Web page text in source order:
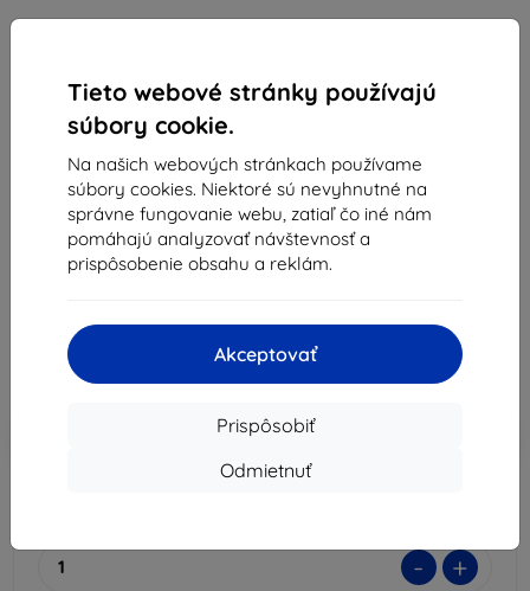
Tieto webové stránky používajú
súbory cookie.
Na našich webových stránkach používame
súbory cookies. Niektoré sú nevyhnutné na
správne fungovanie webu, zatiaľ čo iné nám
pomáhajú analyzovať návštevnosť a
prispôsobenie obsahu a reklám.
Akceptovať
Prispôsobiť
Odmietnuť
3MK Folia 1UP Xiaomi Redmi Note 11 Pro 5G/Pro+
5G herná fólia, 3 ks
Vhodné pre: Xiaomi Redmi Note 11 Pro
Popis a špecifikácia
17,91 €
Cena bez DPH14,56 €
Zľava s kupónomEXTRA10
- +